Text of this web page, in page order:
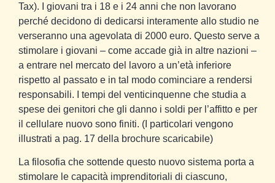
Tax). I giovani tra i 18 e i 24 anni che non lavorano
perché decidono di dedicarsi interamente allo studio ne
verseranno una agevolata di 2000 euro. Questo serve a
stimolare i giovani – come accade già in altre nazioni –
a entrare nel mercato del lavoro a un’età inferiore
rispetto al passato e in tal modo cominciare a rendersi
responsabili. I tempi del venticinquenne che studia a
spese dei genitori che gli danno i soldi per l’affitto e per
il cellulare nuovo sono finiti. (I particolari vengono
illustrati a pag. 17 della brochure scaricabile)
La filosofia che sottende questo nuovo sistema porta a
stimolare le capacità imprenditoriali di ciascuno,